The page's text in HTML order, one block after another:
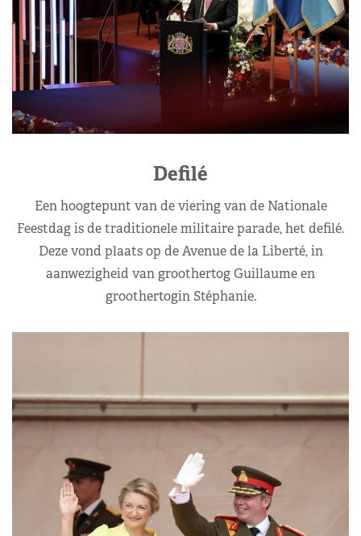
Defilé
Een hoogtepunt van de viering van de Nationale
Feestdag is de traditionele militaire parade, het defilé.
Deze vond plaats op de Avenue de la Liberté, in
aanwezigheid van groothertog Guillaume en
groothertogin Stéphanie.